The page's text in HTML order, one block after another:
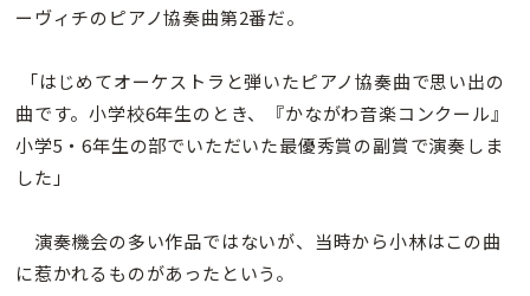
ーヴィチのピアノ協奏曲第2番だ。
「はじめてオーケストラと弾いたピアノ協奏曲で思い出の
曲です。小学校6年生のとき、『かながわ音楽コンクール』
小学5・6年生の部でいただいた最優秀賞の副賞で演奏しま
した」
演奏機会の多い作品ではないが、当時から小林はこの曲
に惹かれるものがあったという。